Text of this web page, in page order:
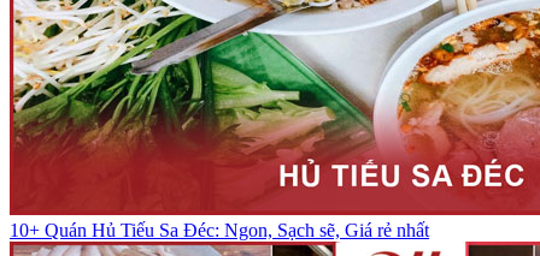
10+ Quán Hủ Tiếu Sa Đéc: Ngon, Sạch sẽ, Giá rẻ nhất